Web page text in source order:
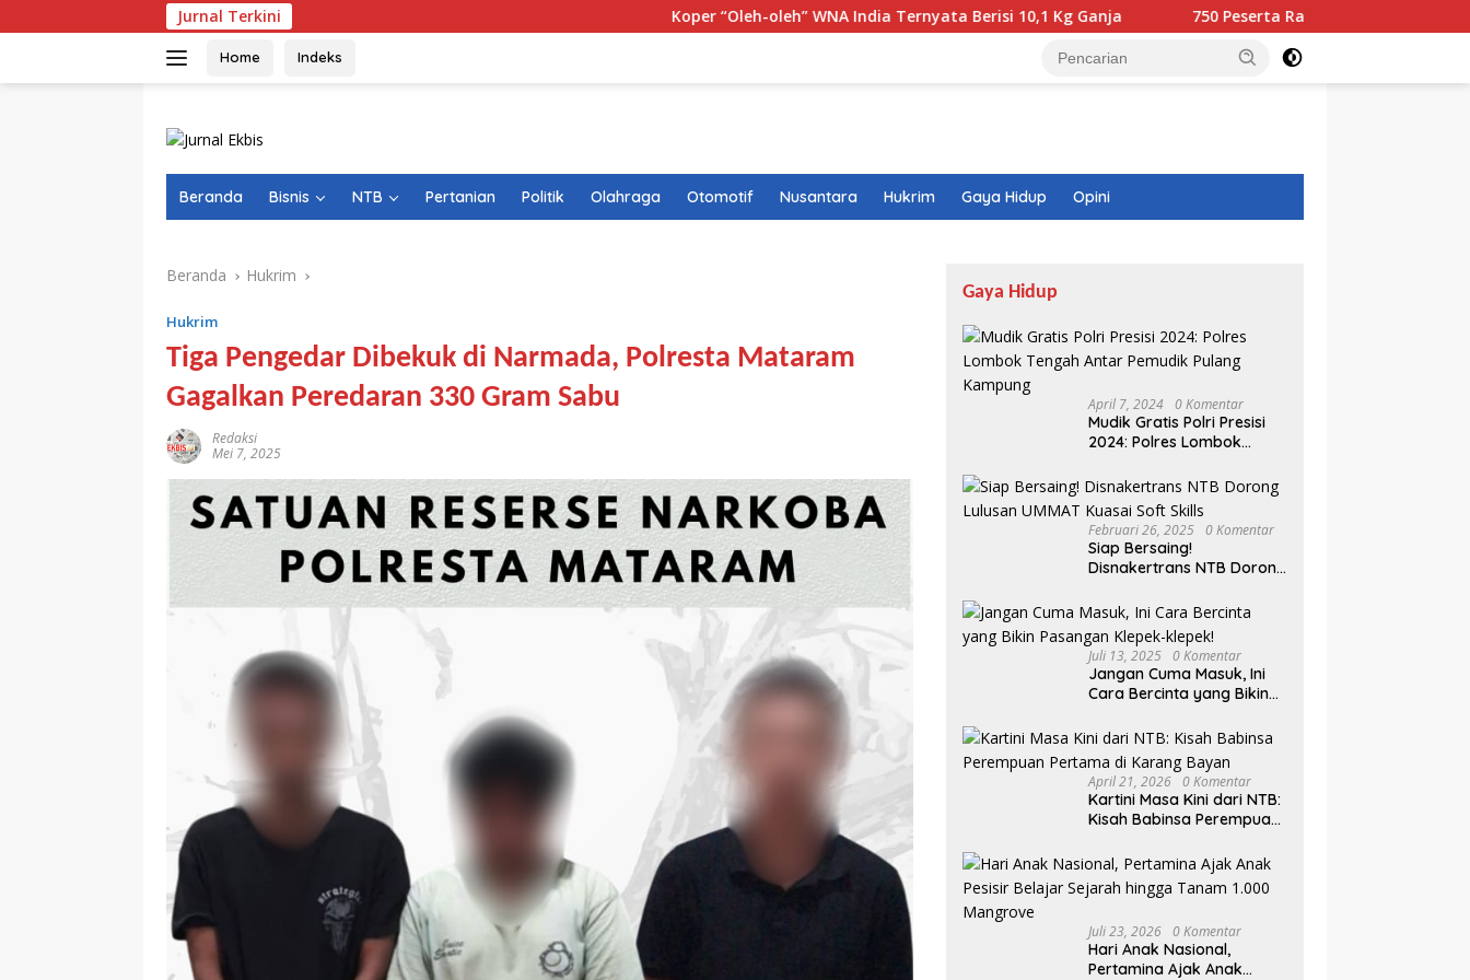
ke
Jurnal Terkini Koper “Oleh-oleh” WNA India Ternyata Berisi 10,1 Kg Ganja 750 Peserta Ramaikan Fun Walk RINJANI BI NTB
Home Indeks
Beranda Bisnis NTB Pertanian Politik Olahraga Otomotif Nusantara Hukrim Gaya Hidup Opini
Beranda Hukrim
Hukrim
Tiga Pengedar Dibekuk di Narmada, Polresta Mataram
Gagalkan Peredaran 330 Gram Sabu
Redaksi
Mei 7, 2025
Gaya Hidup
April 7, 2024 0 Komentar
Mudik Gratis Polri Presisi
2024: Polres Lombok
Pulang Kampung
Februari 26, 2025 0 Komentar
Siap Bersaing!
Disnakertrans NTB Dorong
Soft Skills
Juli 13, 2025 0 Komentar
Jangan Cuma Masuk, Ini
Cara Bercinta yang Bikin
April 21, 2026 0 Komentar
Kartini Masa Kini dari NTB:
Kisah Babinsa Perempuan
Juli 23, 2026 0 Komentar
Hari Anak Nasional,
Pertamina Ajak Anak